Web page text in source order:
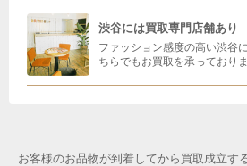
渋谷には買取専門店舗あり
ファッション感度の高い渋谷
ちらでもお買取を承っておりま
お客様のお品物が到着してから買取成立す